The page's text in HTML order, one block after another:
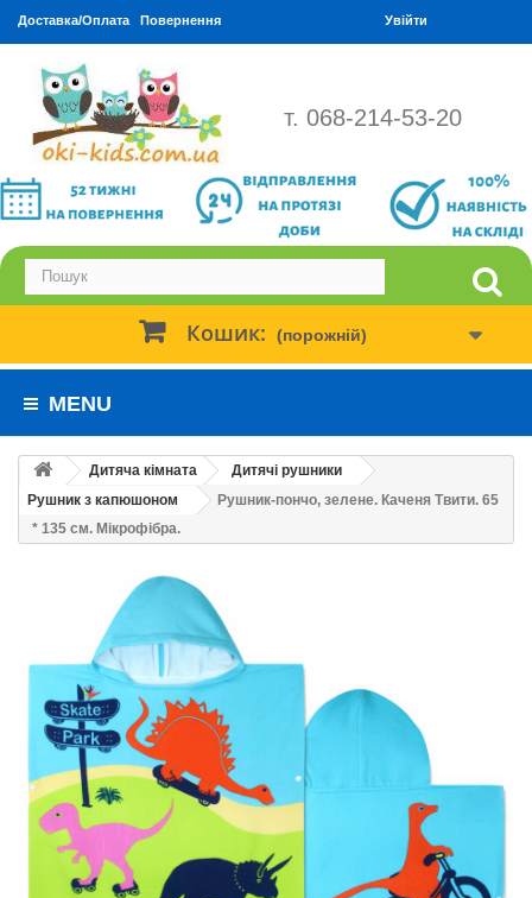
Доставка/Оплата Повернення Увійти
т. 068-214-53-20
Кошик: (порожній)
MENU
Дитяча кімната
Дитячі рушники
Рушник з капюшоном
Рушник-пончо, зелене. Каченя Твити. 65
* 135 см. Мікрофібра.